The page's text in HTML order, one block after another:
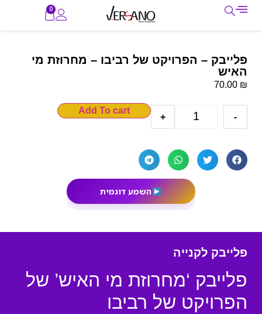
0
פלייבק – הפרויקט של רביבו – מחרוזת מי
האיש
70.00 ₪
-
+
Add To cart
השמע דוגמית
פלייבק לקנייה
פלייבק ‘מחרוזת מי האיש’ של
הפרויקט של רביבו